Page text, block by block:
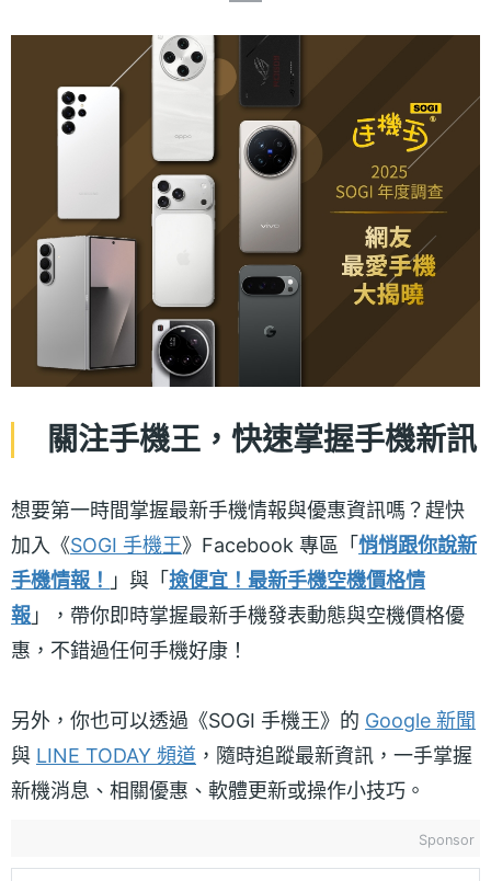
關注手機王，快速掌握手機新訊
想要第一時間掌握最新手機情報與優惠資訊嗎？趕快
加入《SOGI 手機王》Facebook 專區「悄悄跟你說新
手機情報！ 」與「撿便宜！最新手機空機價格情
報 」，帶你即時掌握最新手機發表動態與空機價格優
惠，不錯過任何手機好康！
另外，你也可以透過《SOGI 手機王》的 Google 新聞
與 LINE TODAY 頻道 ，隨時追蹤最新資訊，一手掌握
新機消息、相關優惠、軟體更新或操作小技巧。
Sponsor